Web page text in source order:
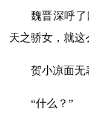
魏晋深呼
天之骄女，就这
贺小凉面无
“什么？”